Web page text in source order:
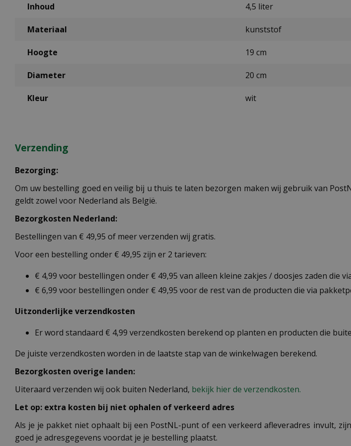
Inhoud 4,5 liter
Materiaal kunststof
Hoogte 19 cm
Diameter 20 cm
Kleur wit
Verzending
Bezorging:
Om uw bestelling goed en veilig bij u thuis te laten bezorgen maken wij gebruik van
geldt zowel voor Nederland als België.
Bezorgkosten Nederland:
Bestellingen van € 49,95 of meer verzenden wij gratis.
Voor een bestelling onder € 49,95 zijn er 2 tarieven:
€ 4,99 voor bestellingen onder € 49,95 van alleen kleine zakjes / doosjes zaden die
€ 6,99 voor bestellingen onder € 49,95 voor de rest van de producten die via
Uitzonderlijke verzendkosten
Er word standaard € 4,99 verzendkosten berekend op planten en producten die
De juiste verzendkosten worden in de laatste stap van de winkelwagen berekend.
Bezorgkosten overige landen:
Uiteraard verzenden wij ook buiten Nederland, bekijk hier de verzendkosten.
Let op: extra kosten bij niet ophalen of verkeerd adres
Als je je pakket niet ophaalt bij een PostNL-punt of een verkeerd afleveradres invult,
goed je adresgegevens voordat je je bestelling plaatst.